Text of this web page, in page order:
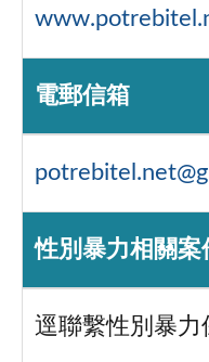
電郵信箱
性別暴力相關案
逕聯繫性別暴力